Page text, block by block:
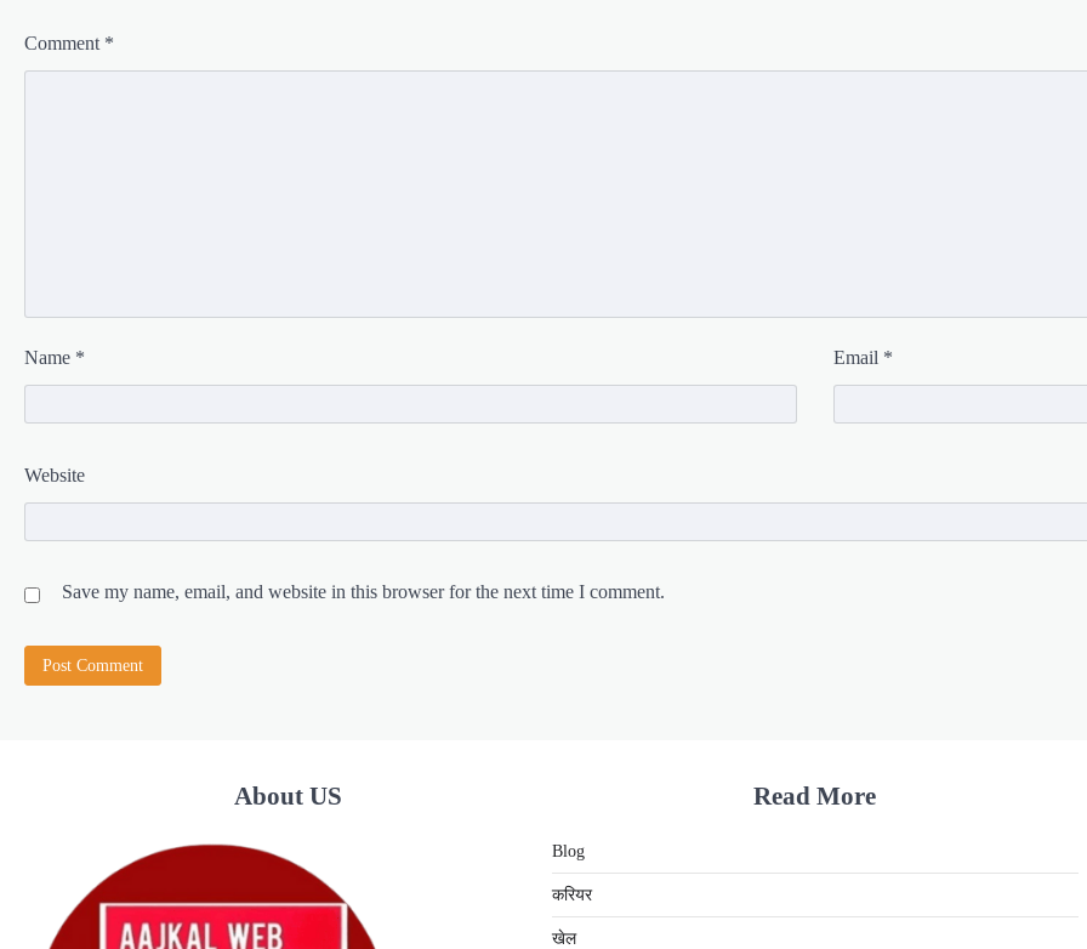
Comment *
Name * Email *
Website
Save my name, email, and website in this browser for the next time I comment.
About US Read More
Blog
करियर
खेल